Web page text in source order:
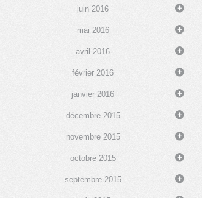
juin 2016
mai 2016
avril 2016
février 2016
janvier 2016
décembre 2015
novembre 2015
octobre 2015
septembre 2015